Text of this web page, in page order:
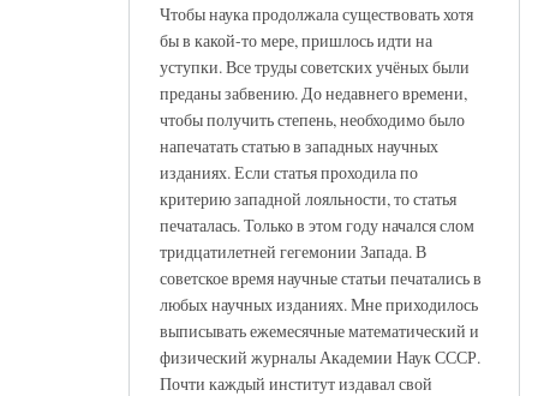
Чтобы наука продолжала существовать хотя
бы в какой-то мере, пришлось идти на
уступки. Все труды советских учёных были
преданы забвению. До недавнего времени,
чтобы получить степень, необходимо было
напечатать статью в западных научных
изданиях. Если статья проходила по
критерию западной лояльности, то статья
печаталась. Только в этом году начался слом
тридцатилетней гегемонии Запада. В
советское время научные статьи печатались в
любых научных изданиях. Мне приходилось
выписывать ежемесячные математический и
физический журналы Академии Наук СССР.
Почти каждый институт издавал свой